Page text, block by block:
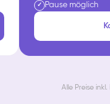
✓ Pause möglich
Alle Preise